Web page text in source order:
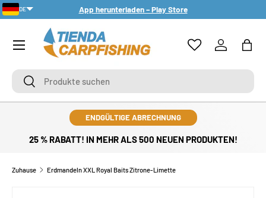
DIREKT ZUM INHALT
App herunterladen – Play Store
SuchenSuchen
Einloggen
ENDGÜLTIGE ABRECHNUNG
25 % RABATT! IN MEHR ALS 500 NEUEN PRODUKTEN!
Zuhause Erdmandeln XXL Royal Baits Zitrone-Limette
DE